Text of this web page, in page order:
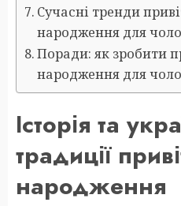
Сучасні тренди
народження для
Поради: як зробити
народження для
Історія та
традиції
народження